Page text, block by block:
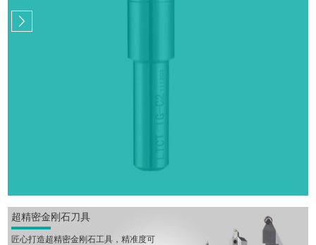
超精密金刚石刀具
匠心打造超精密金刚石工具，精准度可